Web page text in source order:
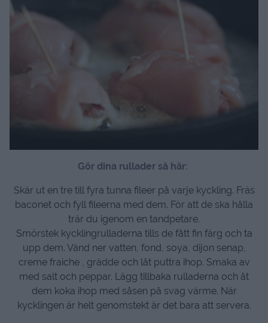
Gör dina rullader så här:
Skär ut en tre till fyra tunna fileer på varje kyckling. Fräs
baconet och fyll fileerna med dem. För att de ska hålla
trär du igenom en tandpetare.
Smörstek kycklingrulladerna tills de fått fin färg och ta
upp dem. Vänd ner vatten, fond, soya, dijon senap,
creme fraiche , grädde och låt puttra ihop. Smaka av
med salt och peppar. Lägg tillbaka rulladerna och åt
dem koka ihop med såsen på svag värme. När
kycklingen är helt genomstekt är det bara att servera.